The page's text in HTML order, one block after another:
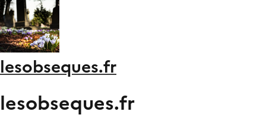
lesobseques.fr
lesobseques.fr